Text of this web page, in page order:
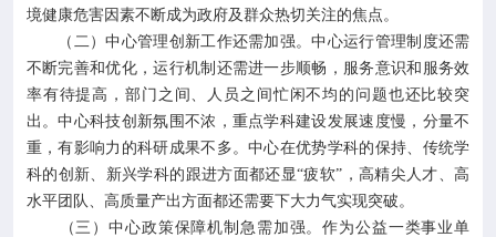
境健康危害因素不断成为政府及群众热切关注的焦点。
（二）中心管理创新工作还需加强。中心运行管理制度还需
不断完善和优化，运行机制还需进一步顺畅，服务意识和服务效
率有待提高，部门之间、人员之间忙闲不均的问题也还比较突
出。中心科技创新氛围不浓，重点学科建设发展速度慢，分量不
重，有影响力的科研成果不多。中心在优势学科的保持、传统学
科的创新、新兴学科的跟进方面都还显“疲软”，高精尖人才、高
水平团队、高质量产出方面都还需要下大力气实现突破。
（三）中心政策保障机制急需加强。作为公益一类事业单